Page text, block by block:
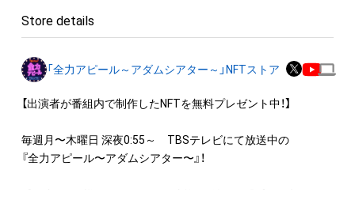
◆本アイテムに関する注意事項
ロゴ等を含みますがこれらに限られません。)にかかる知的財産
権(著作権、特許権、実用新案権、商標権、意匠権その他の知的財
産権(それらの権利を取得し、又はそれらの権利につき登録等を
作権を有する方、著作隣接権の権利者またはその管理委託を受
けている者によって保護されています。そのため、本アイテム
Store details
「全力アピール～アダムシアター～」NFTストア
【出演者が番組内で制作したNFTを無料プレゼント中！】
毎週月〜木曜日 深夜0:55～　TBSテレビにて放送中の
『全力アピール〜アダムシアター〜』！